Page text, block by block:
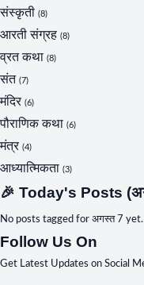
संस्कृती (8)
आरती संग्रह (8)
व्रत कथा (8)
संत (7)
मंदिर (6)
पौराणिक कथा (6)
मंत्र (4)
आध्यात्मिकता (3)
🎉 Today's Posts
No posts tagged for अगस्त 7 yet.
Follow Us On
Get Latest Updates on Social